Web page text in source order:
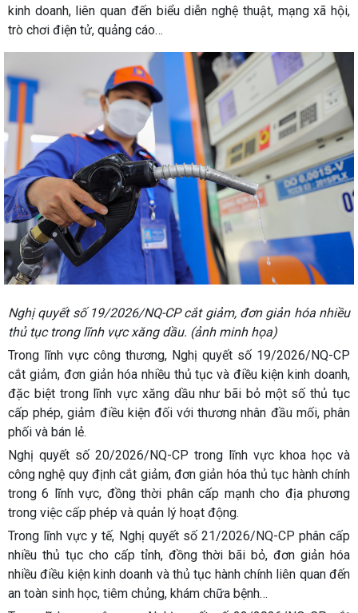
kinh doanh, liên quan đến biểu diễn nghệ thuật, mạng xã hội,
trò chơi điện tử, quảng cáo…
Nghị quyết số 19/2026/NQ-CP cắt giảm, đơn giản hóa nhiều
thủ tục trong lĩnh vực xăng dầu. (ảnh minh họa)
Trong lĩnh vực công thương, Nghị quyết số 19/2026/NQ-CP
cắt giảm, đơn giản hóa nhiều thủ tục và điều kiện kinh doanh,
đặc biệt trong lĩnh vực xăng dầu như bãi bỏ một số thủ tục
cấp phép, giảm điều kiện đối với thương nhân đầu mối, phân
phối và bán lẻ.
Nghị quyết số 20/2026/NQ-CP trong lĩnh vực khoa học và
công nghệ quy định cắt giảm, đơn giản hóa thủ tục hành chính
trong 6 lĩnh vực, đồng thời phân cấp mạnh cho địa phương
trong việc cấp phép và quản lý hoạt động.
Trong lĩnh vực y tế, Nghị quyết số 21/2026/NQ-CP phân cấp
nhiều thủ tục cho cấp tỉnh, đồng thời bãi bỏ, đơn giản hóa
nhiều điều kiện kinh doanh và thủ tục hành chính liên quan đến
an toàn sinh học, tiêm chủng, khám chữa bệnh…